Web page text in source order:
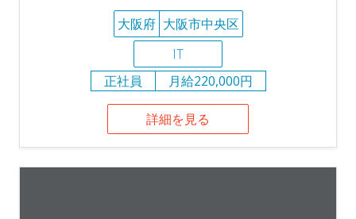
大阪府 大阪市中央区
IT
正社員
月給220,000円
詳細を見る